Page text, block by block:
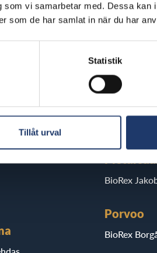
vi samarbetar med. Dessa kan
som de har samlat in när du har
Statistik
Tillåt urval
Kajaani
BioRex
Porvoo
BioRex